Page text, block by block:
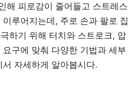
해 피로감이 줄어들고 스트레스
루어지는데, 주로 손과 팔로 집
하기 위해 터치와 스트로크, 압
구에 맞춰 다양한 기법과 세부
자세하게 알아봅시다.